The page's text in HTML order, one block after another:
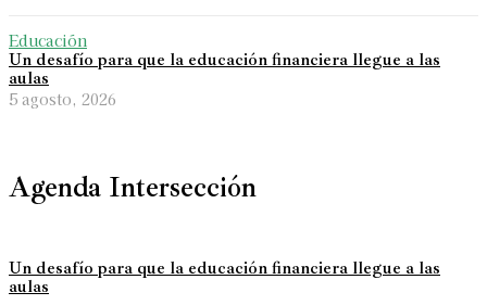
Educación
Un desafío para que la educación financiera llegue a las
aulas
5 agosto, 2026
Agenda Intersección
Un desafío para que la educación financiera llegue a las
aulas